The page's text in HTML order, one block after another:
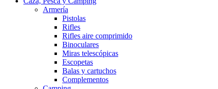
Armería
Pistolas
Rifles
Rifles aire comprimido
Binoculares
Miras telescópicas
Escopetas
Balas y cartuchos
Complementos